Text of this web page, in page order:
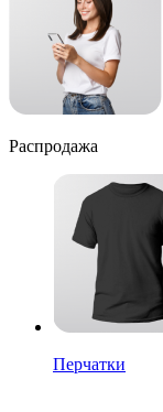
Распродажа
Перчатки